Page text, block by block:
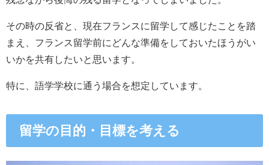
その時の反省と、現在フランスに留学して感じたことを踏
まえ、フランス留学前にどんな準備をしておいたほうがい
いかを共有したいと思います。
特に、語学学校に通う場合を想定しています。
留学の目的・目標を考える